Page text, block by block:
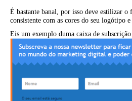
É bastante banal, por isso deve estilizar
consistente com as cores do seu logótipo
Eis um exemplo duma caixa de subscrição